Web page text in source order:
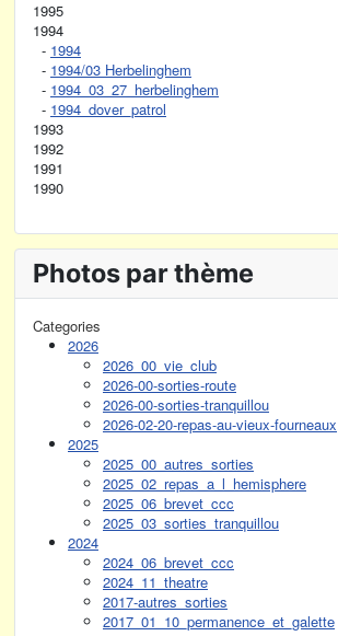
1995
1994
- 1994
- 1994/03 Herbelinghem
- 1994_03_27_herbelinghem
- 1994_dover_patrol
1993
1992
1991
1990
Photos par thème
Categories
2026
2026_00_vie_club
2026-00-sorties-route
2026-00-sorties-tranquillou
2026-02-20-repas-au-vieux-fourneaux
2025
2025_00_autres_sorties
2025_02_repas_a_l_hemisphere
2025_06_brevet_ccc
2025_03_sorties_tranquillou
2024
2024_06_brevet_ccc
2024_11_theatre
2017-autres_sorties
2017_01_10_permanence_et_galette